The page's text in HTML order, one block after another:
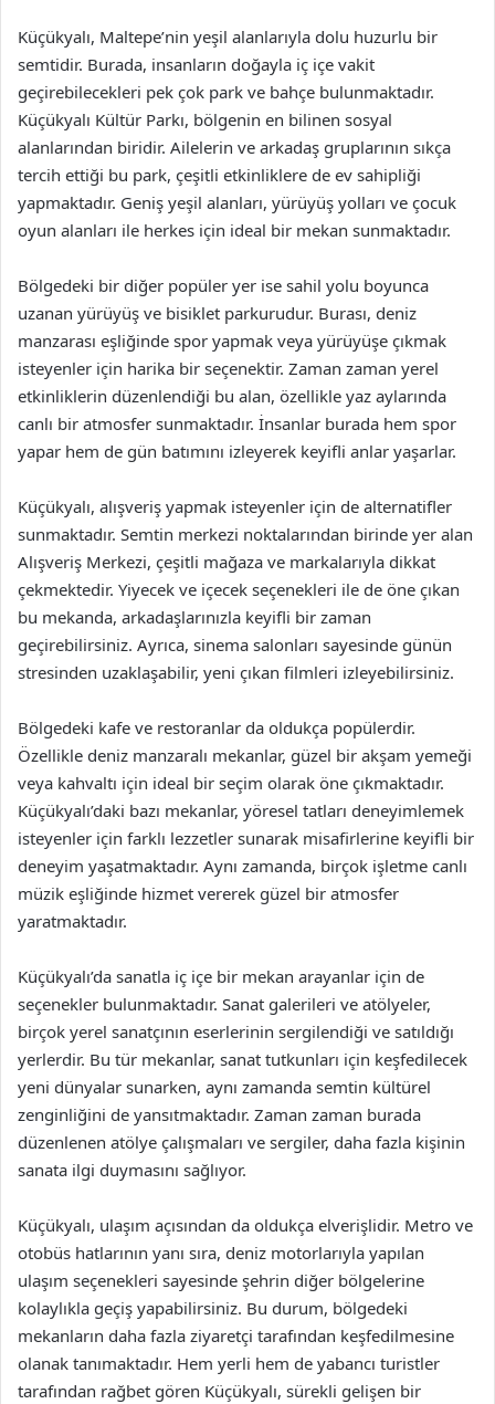
Küçükyalı, Maltepe’nin yeşil alanlarıyla dolu huzurlu bir
semtidir. Burada, insanların doğayla iç içe vakit
geçirebilecekleri pek çok park ve bahçe bulunmaktadır.
Küçükyalı Kültür Parkı, bölgenin en bilinen sosyal
alanlarından biridir. Ailelerin ve arkadaş gruplarının sıkça
tercih ettiği bu park, çeşitli etkinliklere de ev sahipliği
yapmaktadır. Geniş yeşil alanları, yürüyüş yolları ve çocuk
oyun alanları ile herkes için ideal bir mekan sunmaktadır.
Bölgedeki bir diğer popüler yer ise sahil yolu boyunca
uzanan yürüyüş ve bisiklet parkurudur. Burası, deniz
manzarası eşliğinde spor yapmak veya yürüyüşe çıkmak
isteyenler için harika bir seçenektir. Zaman zaman yerel
etkinliklerin düzenlendiği bu alan, özellikle yaz aylarında
canlı bir atmosfer sunmaktadır. İnsanlar burada hem spor
yapar hem de gün batımını izleyerek keyifli anlar yaşarlar.
Küçükyalı, alışveriş yapmak isteyenler için de alternatifler
sunmaktadır. Semtin merkezi noktalarından birinde yer alan
Alışveriş Merkezi, çeşitli mağaza ve markalarıyla dikkat
çekmektedir. Yiyecek ve içecek seçenekleri ile de öne çıkan
bu mekanda, arkadaşlarınızla keyifli bir zaman
geçirebilirsiniz. Ayrıca, sinema salonları sayesinde günün
stresinden uzaklaşabilir, yeni çıkan filmleri izleyebilirsiniz.
Bölgedeki kafe ve restoranlar da oldukça popülerdir.
Özellikle deniz manzaralı mekanlar, güzel bir akşam yemeği
veya kahvaltı için ideal bir seçim olarak öne çıkmaktadır.
Küçükyalı’daki bazı mekanlar, yöresel tatları deneyimlemek
isteyenler için farklı lezzetler sunarak misafirlerine keyifli bir
deneyim yaşatmaktadır. Aynı zamanda, birçok işletme canlı
müzik eşliğinde hizmet vererek güzel bir atmosfer
yaratmaktadır.
Küçükyalı’da sanatla iç içe bir mekan arayanlar için de
seçenekler bulunmaktadır. Sanat galerileri ve atölyeler,
birçok yerel sanatçının eserlerinin sergilendiği ve satıldığı
yerlerdir. Bu tür mekanlar, sanat tutkunları için keşfedilecek
yeni dünyalar sunarken, aynı zamanda semtin kültürel
zenginliğini de yansıtmaktadır. Zaman zaman burada
düzenlenen atölye çalışmaları ve sergiler, daha fazla kişinin
sanata ilgi duymasını sağlıyor.
Küçükyalı, ulaşım açısından da oldukça elverişlidir. Metro ve
otobüs hatlarının yanı sıra, deniz motorlarıyla yapılan
ulaşım seçenekleri sayesinde şehrin diğer bölgelerine
kolaylıkla geçiş yapabilirsiniz. Bu durum, bölgedeki
mekanların daha fazla ziyaretçi tarafından keşfedilmesine
olanak tanımaktadır. Hem yerli hem de yabancı turistler
tarafından rağbet gören Küçükyalı, sürekli gelişen bir